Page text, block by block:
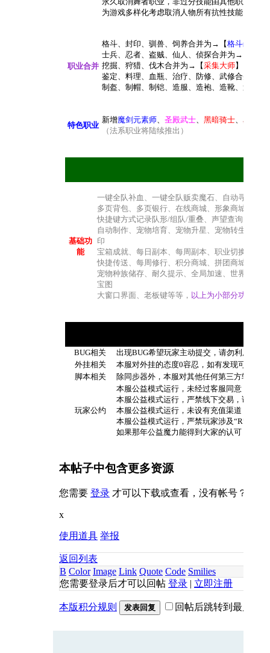
为游戏多样化考虑取消人物所有抗性技能，宠物
职业合并
格斗、封印、驯兽、饲养合并为→【格斗嗣主
士兵、忍者、盗贼、仙人、侦探合并为→【
挖掘、狩猎、伐木合并为→【采集大师】
鉴定、料理、血瓶、治疗、防修、武修合并为→
制盔、 制 帽、 制 铠、造服、 造袍、 造靴、 造
特色职业
新增魔剑元素师、 圣殿武士、 黑暗骑士、 星咏射
（法系职业将陆续推出）
基础功
能
一键全队补血、一键全队贩卖魔石、自动寻路、
多页背包、多页银行、在线商城、形象商城、采
快捷键方式记录队形/组队/重叠、声望查询、在
自动制作、宠物培育、宠物升星、宠物转生、宠
印
宝箱成就、每日副本、每周副本、职业切换、点
快捷传送、每周修行、积分商城、拼团商城、快
宠物种族储存、耐久提示、全局加速、世界喊话
宝图
大窗口界面、老板键等等， 以上为小部分功能,更
BUG相关
出现BUG希望玩家主动提交，请勿利用BUG
外挂相关
本服对外挂的态度0容忍，如有发现可疑可
脚本相关
除同步器外，本服对其他任何第三方软件视
玩家公约
本服公益模式运行，未经过客服同意，严禁
本服公益模式运行，严禁线下交易，请勿为
本服公益模式运行，未设有充值渠道，并拒
本服公益模式运行，严禁玩家涉及“R”影响
如果那年公益魔力能得到大家的认可，那么
本帖子中包含更多资源
您需要 登录 才可以下载或查看，没有帐号？
x
使用道具 举报
返回列表
B Color Image Link Quote Code Smilies
您需要登录后才可以回帖 登录 | 立即注册
本版积分规则 发表回复 回帖后跳转到最后一